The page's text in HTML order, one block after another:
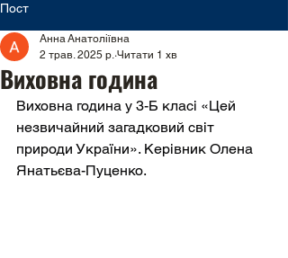
Пост
Виховна година
Анна Анатоліївна
2 трав. 2025 р. Читати 1 хв
Виховна година у 3-Б класі «Цей
незвичайний загадковий світ
природи України». Керівник Олена
Янатьєва-Пуценко.